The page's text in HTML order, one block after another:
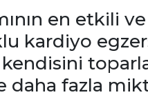
en etkili
kardiyo
daha fazla